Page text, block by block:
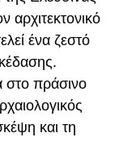
ένα ζεστό
στο πράσινο
και τη